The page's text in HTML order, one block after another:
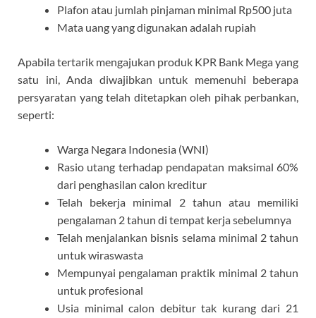
Plafon atau jumlah pinjaman minimal Rp500 juta
Mata uang yang digunakan adalah rupiah
Apabila tertarik mengajukan produk KPR Bank Mega yang
satu ini, Anda diwajibkan untuk memenuhi beberapa
persyaratan yang telah ditetapkan oleh pihak perbankan,
seperti:
Warga Negara Indonesia (WNI)
Rasio utang terhadap pendapatan maksimal 60%
dari penghasilan calon kreditur
Telah bekerja minimal 2 tahun atau memiliki
pengalaman 2 tahun di tempat kerja sebelumnya
Telah menjalankan bisnis selama minimal 2 tahun
untuk wiraswasta
Mempunyai pengalaman praktik minimal 2 tahun
untuk profesional
Usia minimal calon debitur tak kurang dari 21